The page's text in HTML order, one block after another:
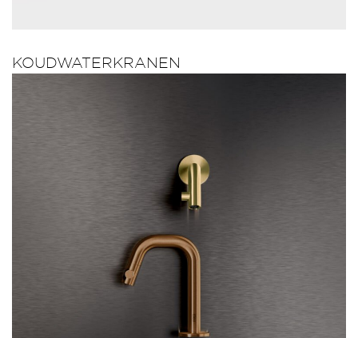
KOUDWATERKRANEN